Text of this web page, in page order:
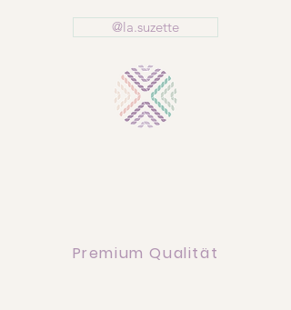
@la.suzette
Premium Qualität